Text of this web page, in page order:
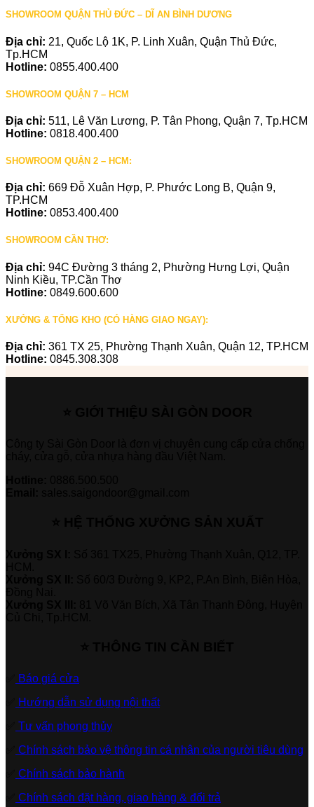
SHOWROOM QUẬN THỦ ĐỨC – DĨ AN BÌNH DƯƠNG
Địa chỉ: 21, Quốc Lộ 1K, P. Linh Xuân, Quận Thủ Đức,
Tp.HCM
Hotline: 0855.400.400
SHOWROOM QUẬN 7 – HCM
Địa chỉ: 511, Lê Văn Lương, P. Tân Phong, Quận 7, Tp.HCM
Hotline: 0818.400.400
SHOWROOM QUẬN 2 – HCM:
Địa chỉ: 669 Đỗ Xuân Hợp, P. Phước Long B, Quận 9,
TP.HCM
Hotline: 0853.400.400
SHOWROOM CẦN THƠ:
Địa chỉ: 94C Đường 3 tháng 2, Phường Hưng Lợi, Quận
Ninh Kiều, TP.Cần Thơ
Hotline: 0849.600.600
XƯỞNG & TỔNG KHO (CÓ HÀNG GIAO NGAY):
Địa chỉ: 361 TX 25, Phường Thạnh Xuân, Quận 12, TP.HCM
Hotline: 0845.308.308
Báo giá cửa
Hướng dẫn sử dụng nội thất
Tư vấn phong thủy
Chính sách bảo vệ thông tin cá nhân của người tiêu dùng
Chính sách bảo hành
Chính sách đặt hàng, giao hàng & đổi trả